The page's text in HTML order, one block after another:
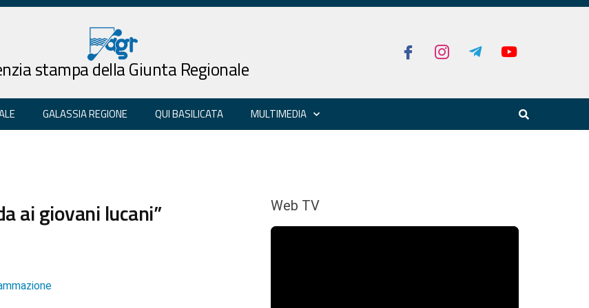
stampa della Giunta Regionale
GALASSIA REGIONE QUI BASILICATA MULTIMEDIA
ai giovani lucani” Web TV